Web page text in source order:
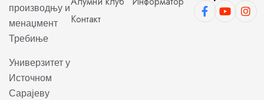
производњу и
менаџмент
Требиње
Универзитет у
Источном
Сарајеву
Контакт